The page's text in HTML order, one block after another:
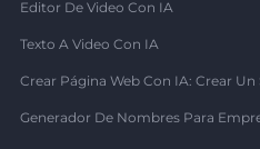
Editor De Video Con IA
Texto A Video Con IA
Crear Página Web Con IA: Crear
Generador De Nombres Para